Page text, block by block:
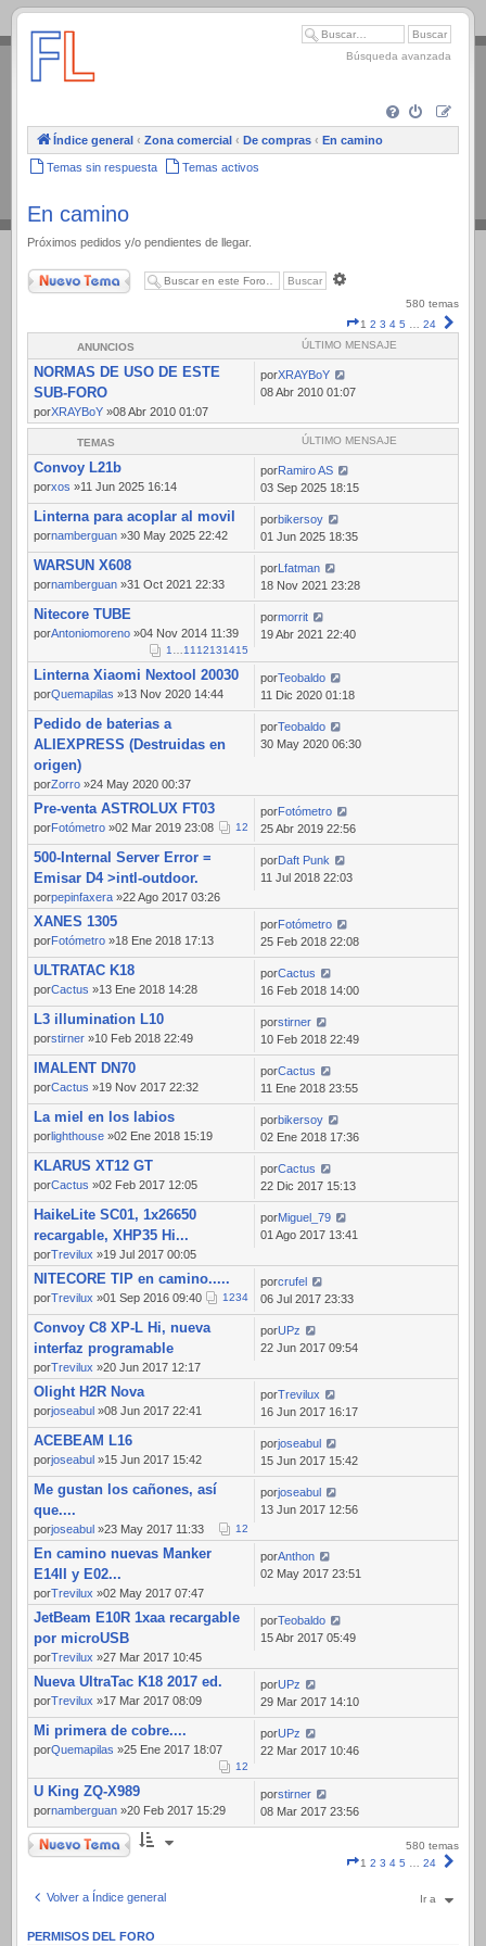
.
Búsqueda avanzada
Índice general ‹ Zona comercial ‹ De compras ‹ En camino
Temas sin respuesta Temas activos
En camino
Próximos pedidos y/o pendientes de llegar.
Nuevo Tema
580 temas
Página
1
1 2 3 4 5 … 24
ANUNCIOS ÚLTIMO MENSAJE
NORMAS DE USO DE ESTE
SUB-FORO
porXRAYBoY »08 Abr 2010 01:07
porXRAYBoY
08 Abr 2010 01:07
TEMAS ÚLTIMO MENSAJE
Convoy L21b
porxos »11 Jun 2025 16:14
porRamiro AS
03 Sep 2025 18:15
Linterna para acoplar al movil
pornamberguan »30 May 2025 22:42
porbikersoy
01 Jun 2025 18:35
WARSUN X608
pornamberguan »31 Oct 2021 22:33
por Lfatman
18 Nov 2021 23:28
Nitecore TUBE
porAntoniomoreno »04 Nov 2014 11:39
1…1112131415
pormorrit
19 Abr 2021 22:40
Linterna Xiaomi Nextool 20030
porQuemapilas »13 Nov 2020 14:44
porTeobaldo
11 Dic 2020 01:18
Pedido de baterias a
ALIEXPRESS (Destruidas en
origen)
porZorro »24 May 2020 00:37
porTeobaldo
30 May 2020 06:30
Pre-venta ASTROLUX FT03
porFotómetro »02 Mar 2019 23:08 12
porFotómetro
25 Abr 2019 22:56
500-Internal Server Error =
Emisar D4 >intl-outdoor.
porpepinfaxera »22 Ago 2017 03:26
porDaft Punk
11 Jul 2018 22:03
XANES 1305
porFotómetro »18 Ene 2018 17:13
porFotómetro
25 Feb 2018 22:08
ULTRATAC K18
porCactus »13 Ene 2018 14:28
porCactus
16 Feb 2018 14:00
L3 illumination L10
porstirner »10 Feb 2018 22:49
porstirner
10 Feb 2018 22:49
IMALENT DN70
porCactus »19 Nov 2017 22:32
porCactus
11 Ene 2018 23:55
La miel en los labios
porlighthouse »02 Ene 2018 15:19
porbikersoy
02 Ene 2018 17:36
KLARUS XT12 GT
porCactus »02 Feb 2017 12:05
porCactus
22 Dic 2017 15:13
HaikeLite SC01, 1x26650
recargable, XHP35 Hi...
porTrevilux »19 Jul 2017 00:05
porMiguel_79
01 Ago 2017 13:41
NITECORE TIP en camino.....
porTrevilux »01 Sep 2016 09:40 1234
porcrufel
06 Jul 2017 23:33
Convoy C8 XP-L Hi, nueva
interfaz programable
porTrevilux »20 Jun 2017 12:17
porUPz
22 Jun 2017 09:54
Olight H2R Nova
porjoseabul »08 Jun 2017 22:41
porTrevilux
16 Jun 2017 16:17
ACEBEAM L16
porjoseabul »15 Jun 2017 15:42
porjoseabul
15 Jun 2017 15:42
Me gustan los cañones, así
que....
porjoseabul »23 May 2017 11:33 12
porjoseabul
13 Jun 2017 12:56
En camino nuevas Manker
E14II y E02...
porTrevilux »02 May 2017 07:47
porAnthon
02 May 2017 23:51
JetBeam E10R 1xaa recargable
por microUSB
porTrevilux »27 Mar 2017 10:45
porTeobaldo
15 Abr 2017 05:49
Nueva UltraTac K18 2017 ed.
porTrevilux »17 Mar 2017 08:09
porUPz
29 Mar 2017 14:10
Mi primera de cobre....
porQuemapilas »25 Ene 2017 18:07
12
porUPz
22 Mar 2017 10:46
U King ZQ-X989
pornamberguan »20 Feb 2017 15:29
porstirner
08 Mar 2017 23:56
Nuevo Tema
580 temas
Página
1 2 3 4 5 … 24
Volver a Índice general Ir a
PERMISOS DEL FORO